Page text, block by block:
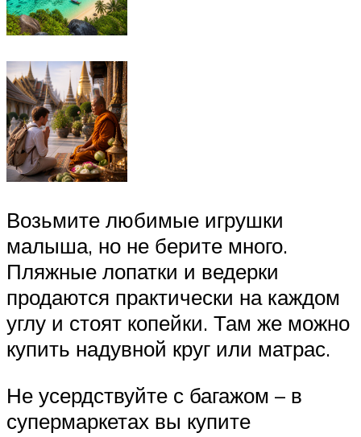
Возьмите любимые игрушки
малыша, но не берите много.
Пляжные лопатки и ведерки
продаются практически на каждом
углу и стоят копейки. Там же можно
купить надувной круг или матрас.
Не усердствуйте с багажом – в
супермаркетах вы купите